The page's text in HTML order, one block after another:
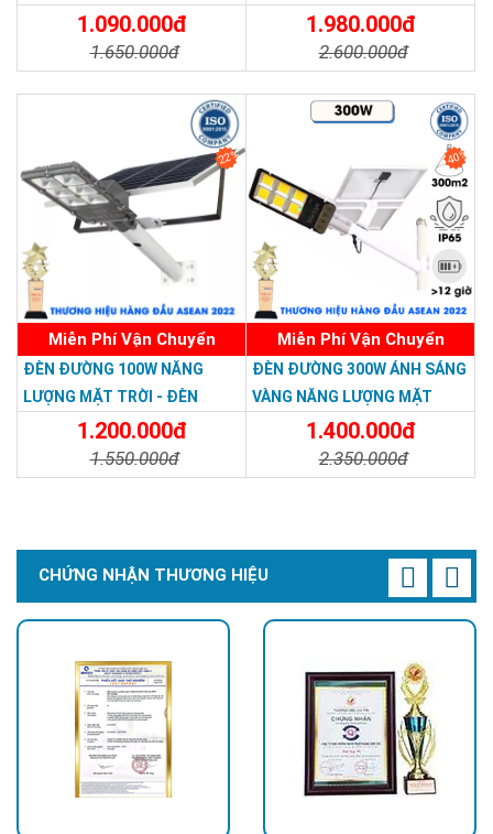
LƯỢNG MẶT TRỜI 300W MẪU
1.090.000đ
1.650.000đ
300W TS-78300K6 - Solar
Light 300W
1.980.000đ
2.600.000đ
22%
Miễn Phí Vận Chuyển
ĐÈN ĐƯỜNG 100W NĂNG
LƯỢNG MẶT TRỜI - ĐÈN
ĐƯỜNG NĂNG LƯỢNG MẶT
TRỜI 100W GIÁ RẺ - Solar
Light 100W
1.200.000đ
1.550.000đ
40%
Miễn Phí Vận Chuyển
ĐÈN ĐƯỜNG 300W ÁNH SÁNG
VÀNG NĂNG LƯỢNG MẶT
TRỜI - Solar Light 300W
1.400.000đ
2.350.000đ
CHỨNG NHẬN THƯƠNG HIỆU